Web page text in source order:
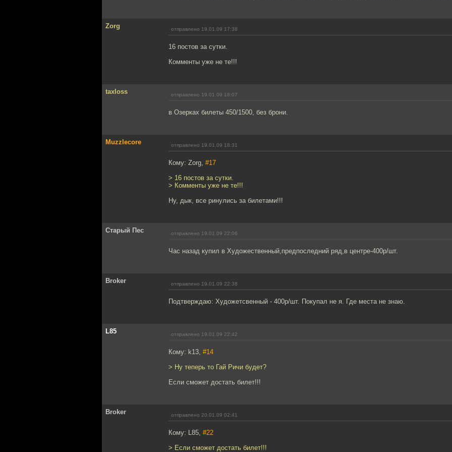
Zorg отправлено 19.01.09 17:38
16 постов за сутки.
Комменты уже не те!!!
taxloss отправлено 19.01.09 18:07
в Озерках билеты 450/1500, без брони.
Muzzlecore отправлено 19.01.09 18:31
Кому: Zorg, #17
> 16 постов за сутки.
> Комменты уже не те!!!
Ну, дык, все ринулись за билетами!!!
Старый Пес отправлено 19.01.09 22:06
Час назад купил в Художественный,предпоследний ряд,в центре-400р/шт.
Broker отправлено 19.01.09 22:38
Подтверждаю: Художетсвенный - 400р/шт. Покупал не я. Где места не знаю.
L85 отправлено 19.01.09 22:42
Кому: k13, #14
> Ну теперь то Гай Ричи будет?
Если сможет достать билет!!!
Broker отправлено 20.01.09 02:41
Кому: L85, #22
> Если сможет достать билет!!!